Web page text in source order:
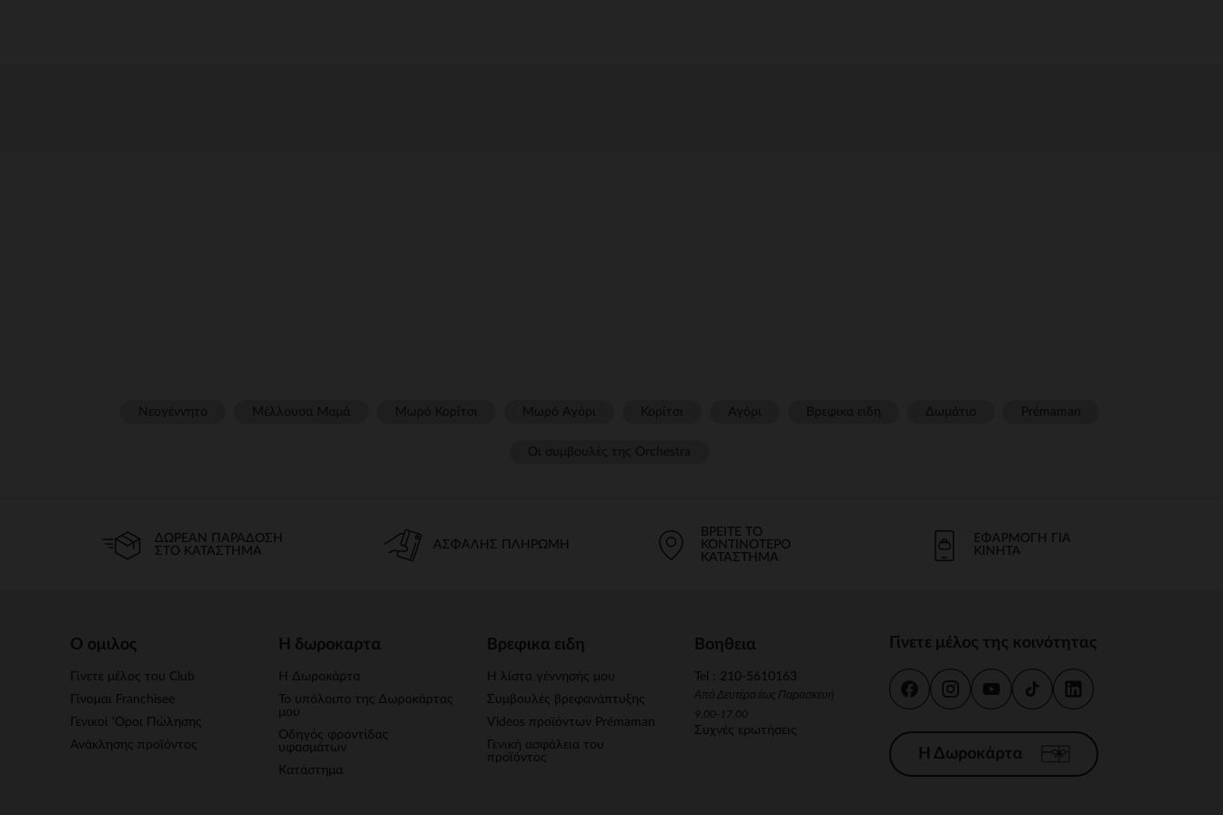
ΔΩΡΕΆΝ ΠΑΡΆΔΟΣΗ
ΣΤΟ ΚΑΤΆΣΤΗΜΑ
ΑΣΦΑΛΉΣ ΠΛΗΡΩΜΉ
ΒΡΕΊΤΕ ΤΟ
ΚΟΝΤΙΝΌΤΕΡΟ
ΚΑΤΆΣΤΗΜΑ
ΕΦΑΡΜΟΓΉ ΓΙΑ
ΚΙΝΗΤΆ
Ο ομιλος
Γίνετε μέλος του Club
Γίνομαι Franchisee
Γενικοί 'Οροι Πώλησης
Ανάκλησης προϊόντος
Η δωροκαρτα
Η Δωροκάρτα
Το υπόλοιπο της Δωροκάρτας
μου
Οδηγός φροντίδας
υφασμάτων
Κατάστημα
Βρεφικα ειδη
Η λίστα γέννησής μου
Συμβουλές βρεφανάπτυξης
Videos προϊόντων Prémaman
Γενική ασφάλεια του
προϊόντος
Βοηθεια
Tel : 210-5610163
Από Δευτέρα έως Παρασκευή
9.00-17.00
Συχνές ερωτήσεις
Γίνετε μέλος της κοινότητας
Η Δωροκάρτα